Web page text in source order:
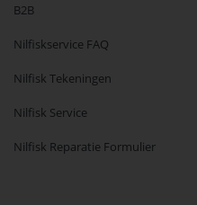
B2B
Nilfiskservice FAQ
Nilfisk Tekeningen
Nilfisk Service
Nilfisk Reparatie Formulier